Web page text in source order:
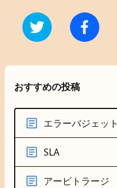
おすすめの投稿
エラーバジェット
SLA
アービトラージ